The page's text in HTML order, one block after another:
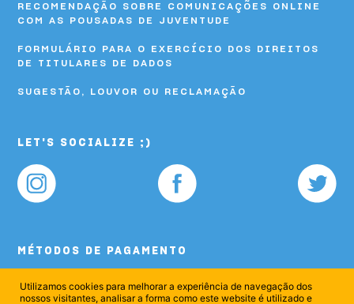
RECOMENDAÇÃO SOBRE COMUNICAÇÕES ONLINE
COM AS POUSADAS DE JUVENTUDE
FORMULÁRIO PARA O EXERCÍCIO DOS DIREITOS
DE TITULARES DE DADOS
SUGESTÃO, LOUVOR OU RECLAMAÇÃO
LET'S SOCIALIZE ;)
MÉTODOS DE PAGAMENTO
Utilizamos cookies para melhorar a experiência de navegação dos
nossos visitantes, analisar a forma como este website é utilizado e